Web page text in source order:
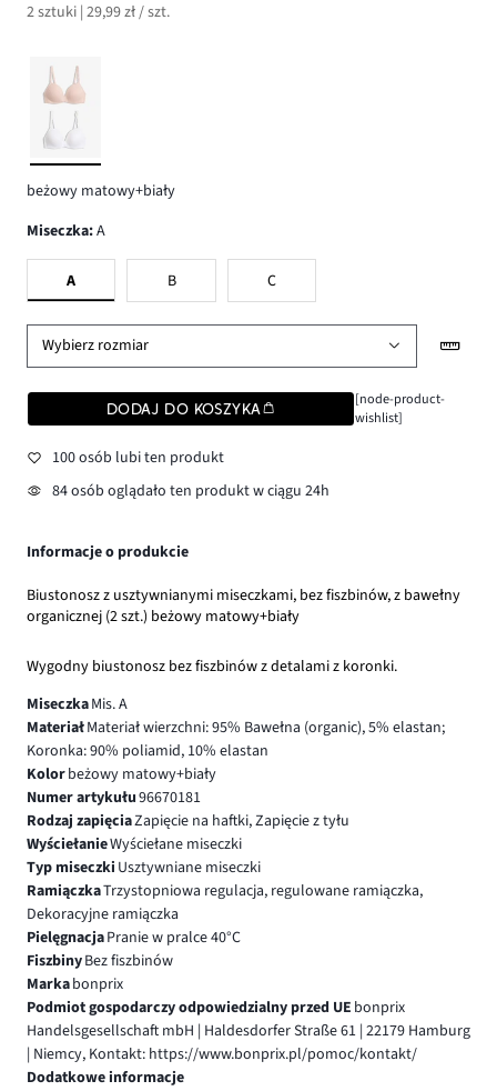
2 sztuki | 29,99 zł / szt.
beżowy matowy+biały
Miseczka:A
A B C
Wybierz rozmiar
DODAJ DO KOSZYKA
[node-product-
wishlist]
100 osób lubi ten produkt
84 osób oglądało ten produkt w ciągu 24h
Informacje o produkcie
Biustonosz z usztywnianymi miseczkami, bez fiszbinów, z bawełny
organicznej (2 szt.) beżowy matowy+biały
Wygodny biustonosz bez fiszbinów z detalami z koronki.
MiseczkaMis. A
MateriałMateriał wierzchni: 95% Bawełna (organic), 5% elastan;
Koronka: 90% poliamid, 10% elastan
Kolorbeżowy matowy+biały
Numer artykułu96670181
Rodzaj zapięciaZapięcie na haftki, Zapięcie z tyłu
WyściełanieWyściełane miseczki
Typ miseczki Usztywniane miseczki
RamiączkaTrzystopniowa regulacja, regulowane ramiączka,
Dekoracyjne ramiączka
PielęgnacjaPranie w pralce 40°C
FiszbinyBez fiszbinów
Markabonprix
Podmiot gospodarczy odpowiedzialny przed UE bonprix
Handelsgesellschaft mbH | Haldesdorfer Straße 61 | 22179 Hamburg
| Niemcy, Kontakt: https://www.bonprix.pl/pomoc/kontakt/
Dodatkowe informacje